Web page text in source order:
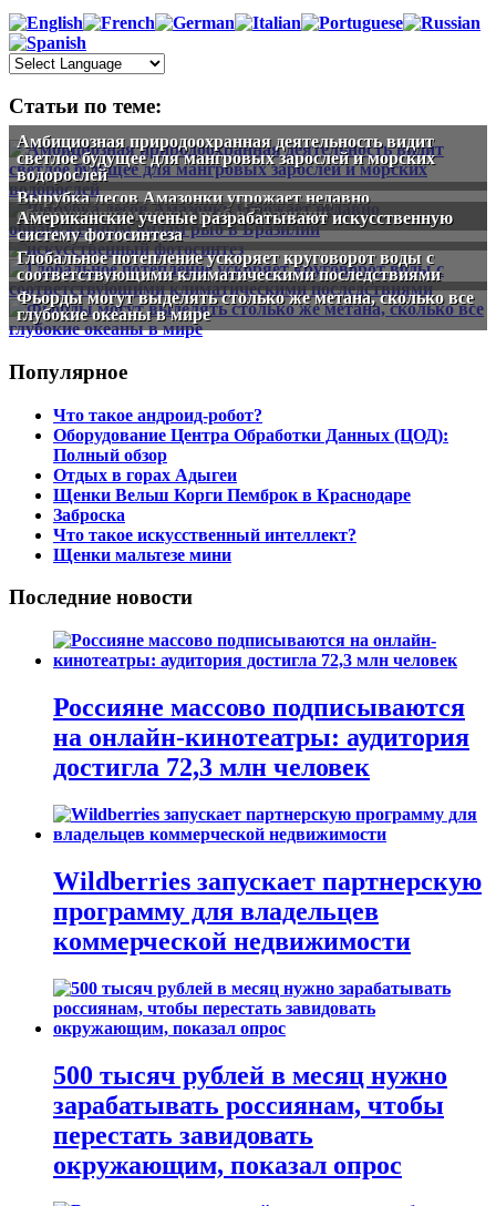
Статьи по теме:
Амбициозная природоохранная деятельность видит
светлое будущее для мангровых зарослей и морских
водорослей
Вырубка лесов Амазонки угрожает недавно
обнаруженным видам рыб в Бразилии
Американские ученые разрабатывают искусственную
систему фотосинтеза
Глобальное потепление ускоряет круговорот воды с
соответствующими климатическими последствиями
Фьорды могут выделять столько же метана, сколько все
глубокие океаны в мире
Популярное
Что такое андроид-робот?
Оборудование Центра Обработки Данных (ЦОД):
Полный обзор
Отдых в горах Адыгеи
Щенки Вельш Корги Пемброк в Краснодаре
Заброска
Что такое искусственный интеллект?
Щенки мальтезе мини
Последние новости
Россияне массово подписываются
на онлайн-кинотеатры: аудитория
достигла 72,3 млн человек
Wildberries запускает партнерскую
программу для владельцев
коммерческой недвижимости
500 тысяч рублей в месяц нужно
зарабатывать россиянам, чтобы
перестать завидовать
окружающим, показал опрос